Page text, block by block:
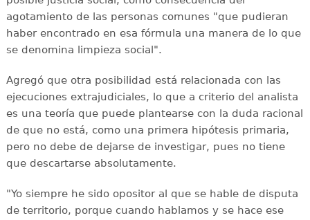
agotamiento de las personas comunes "que pudieran
haber encontrado en esa fórmula una manera de lo que
se denomina limpieza social".
Agregó que otra posibilidad está relacionada con las
ejecuciones extrajudiciales, lo que a criterio del analista
es una teoría que puede plantearse con la duda racional
de que no está, como una primera hipótesis primaria,
pero no debe de dejarse de investigar, pues no tiene
que descartarse absolutamente.
"Yo siempre he sido opositor al que se hable de disputa
de territorio, porque cuando hablamos y se hace ese